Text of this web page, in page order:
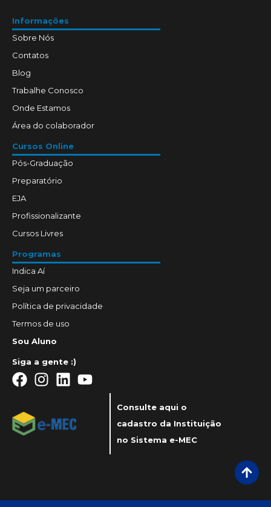
Informações
Sobre Nós
Contatos
Blog
Trabalhe Conosco
Onde Estamos
Área do colaborador
Cursos Online
Pós-Graduação
Preparatório
EJA
Profissionalizante
Cursos Livres
Programas
Indica Aí
Seja um parceiro
Política de privacidade
Termos de uso
Sou Aluno
Siga a gente :)
Consulte aqui o
cadastro da Instituição
no Sistema e-MEC